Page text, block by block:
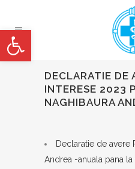
Deschide bara de unelte
DECLARATIE DE
INTERESE 2023
NAGHIBAURA
Declaratie de avere
Andrea -anuala pana la